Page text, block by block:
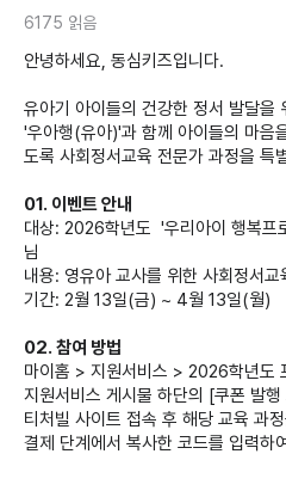
6175 읽음
안녕하세요, 동심키즈입니다.
유아기 아이들의 건강한 정서 발달을
'우아행(유아)'과 함께 아이들의 마음
도록 사회정서교육 전문가 과정을 특
01. 이벤트 안내
대상: 2026학년도 '우리아이 행복프
님
내용: 영유아 교사를 위한 사회정서
기간: 2월 13일(금) ~ 4월 13일(월)
02. 참여 방법
마이홈 > 지원서비스 > 2026학년도
지원서비스 게시물 하단의 [쿠폰 발
티처빌 사이트 접속 후 해당 교육 과
결제 단계에서 복사한 코드를 입력하